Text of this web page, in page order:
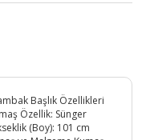
Başlık Özellikleri
Özellik: Sünger
(Boy): 101 cm